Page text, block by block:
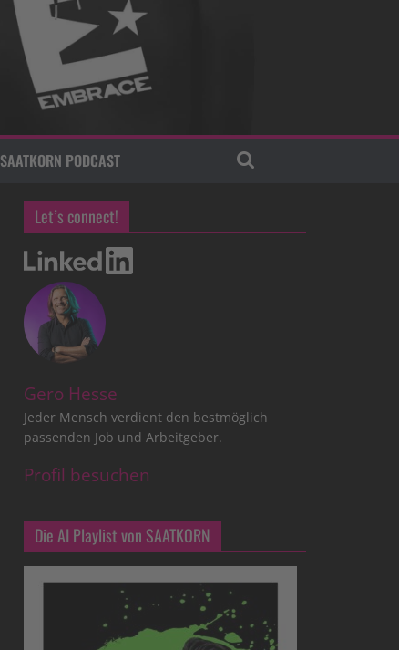
SAATKORN PODCAST
Let’s connect!
Gero Hesse
Jeder Mensch verdient den bestmöglich
passenden Job und Arbeitgeber.
Profil besuchen
Die AI Playlist von SAATKORN